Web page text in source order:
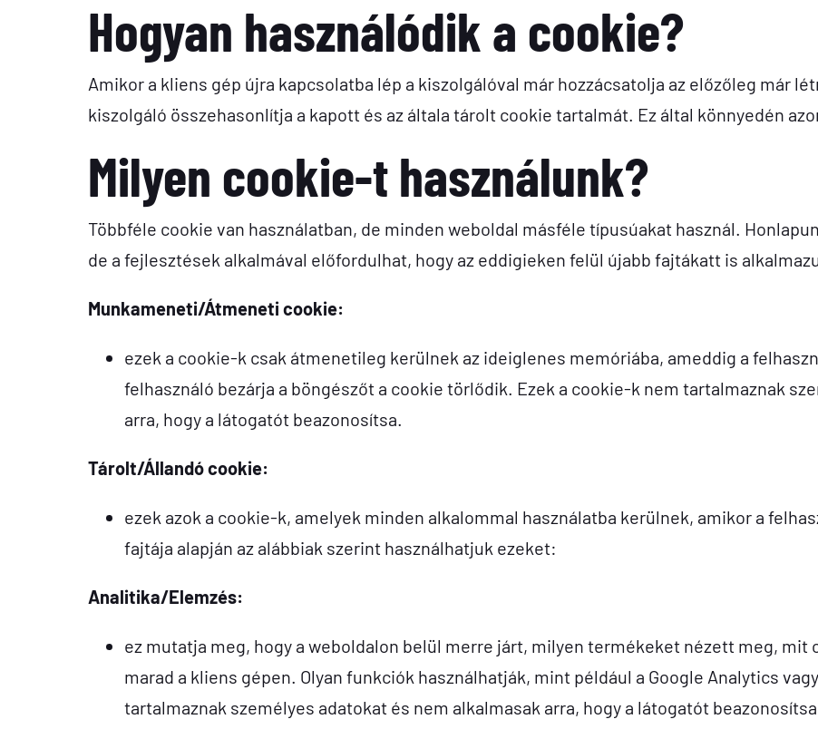
Hogyan használódik a cookie?
Amikor a kliens gép újra kapcsolatba lép a kiszolgálóval már hozzácsatolja az előzőleg már
kiszolgáló összehasonlítja a kapott és az általa tárolt cookie tartalmát. Ez által könnyedén
Milyen cookie-t használunk?
Többféle cookie van használatban, de minden weboldal másféle típusúakat használ.
de a fejlesztések alkalmával előfordulhat, hogy az eddigieken felül újabb fajtákatt is
Munkameneti/Átmeneti cookie:
ezek a cookie-k csak átmenetileg kerülnek az ideiglenes memóriába, ameddig a
felhasználó bezárja a böngészőt a cookie törlődik. Ezek a cookie-k nem tartalmaznak
arra, hogy a látogatót beazonosítsa.
Tárolt/Állandó cookie:
ezek azok a cookie-k, amelyek minden alkalommal használatba kerülnek, amikor a
fajtája alapján az alábbiak szerint használhatjuk ezeket:
Analitika/Elemzés:
ez mutatja meg, hogy a weboldalon belül merre járt, milyen termékeket nézett meg,
marad a kliens gépen. Olyan funkciók használhatják, mint például a Google Analytics
tartalmaznak személyes adatokat és nem alkalmasak arra, hogy a látogatót